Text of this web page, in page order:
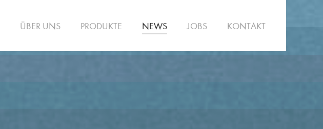
ÜBER UNS SALON TEAM PHILOSOPHIE
PRODUKTE NEWS JOBS KONTAKT